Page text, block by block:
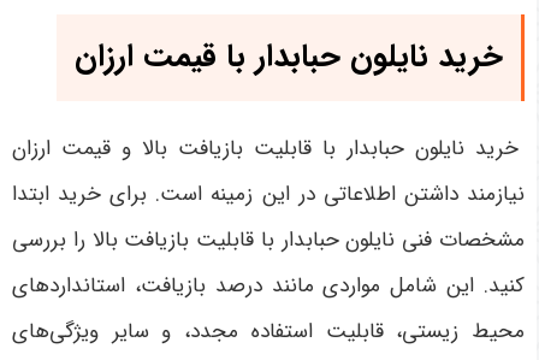
خرید نایلون حبابدار با قیمت ارزان
خرید نایلون حبابدار با قابلیت بازیافت بالا و قیمت ارزان
نیازمند داشتن اطلاعاتی در این زمینه است. برای خرید ابتدا
مشخصات فنی نایلون حبابدار با قابلیت بازیافت بالا را بررسی
کنید. این شامل مواردی مانند درصد بازیافت، استانداردهای
محیط زیستی، قابلیت استفاده مجدد، و سایر ویژگی‌های